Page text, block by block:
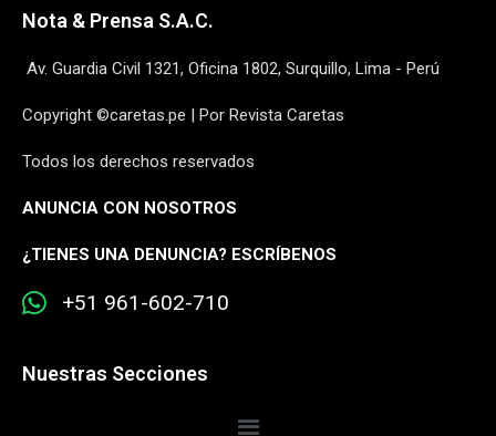
Nota & Prensa S.A.C.
Av. Guardia Civil 1321, Oficina 1802, Surquillo, Lima - Perú
Copyright ©caretas.pe | Por Revista Caretas
Todos los derechos reservados
ANUNCIA CON NOSOTROS
¿TIENES UNA DENUNCIA? ESCRÍBENOS
+51 961-602-710
Nuestras Secciones